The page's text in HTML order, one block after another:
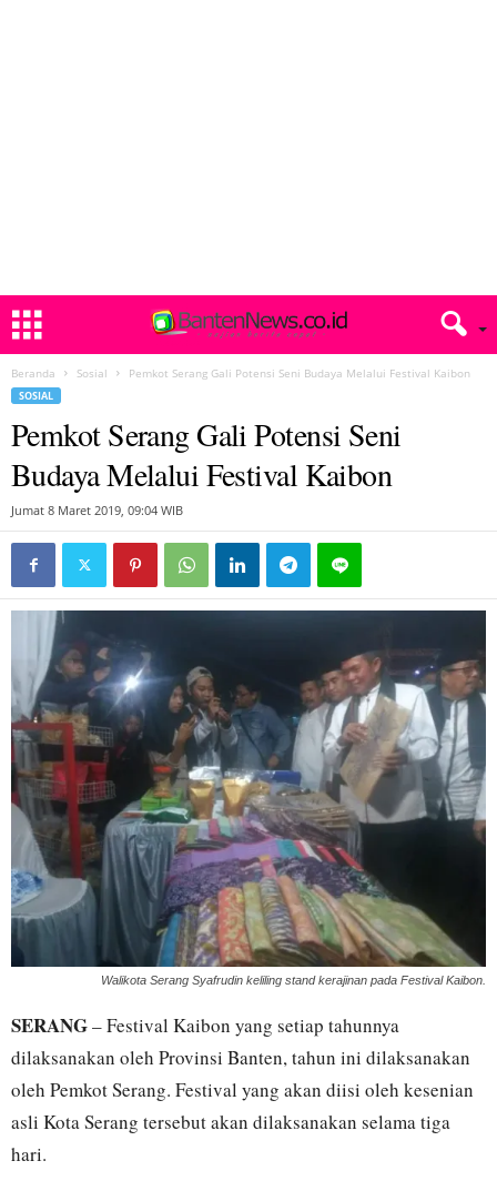
Beranda Sosial Pemkot Serang Gali Potensi Seni Budaya Melalui Festival Kaibon
SOSIAL
Pemkot Serang Gali Potensi Seni
Budaya Melalui Festival Kaibon
Jumat 8 Maret 2019, 09:04 WIB
Walikota Serang Syafrudin keliling stand kerajinan pada Festival Kaibon.
SERANG– Festival Kaibon yang setiap tahunnya
dilaksanakan oleh Provinsi Banten, tahun ini dilaksanakan
oleh Pemkot Serang. Festival yang akan diisi oleh kesenian
asli Kota Serang tersebut akan dilaksanakan selama tiga
hari.